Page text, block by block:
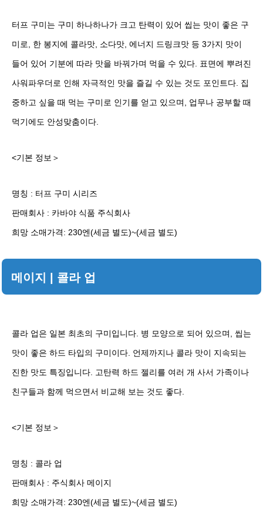
터프 구미는 구미 하나하나가 크고 탄력이 있어 씹는 맛이 좋은 구
미로, 한 봉지에 콜라맛, 소다맛, 에너지 드링크맛 등 3가지 맛이
들어 있어 기분에 따라 맛을 바꿔가며 먹을 수 있다. 표면에 뿌려진
사워파우더로 인해 자극적인 맛을 즐길 수 있는 것도 포인트다. 집
중하고 싶을 때 먹는 구미로 인기를 얻고 있으며, 업무나 공부할 때
먹기에도 안성맞춤이다.
<기본 정보＞
명칭 : 터프 구미 시리즈
판매회사 : 카바야 식품 주식회사
희망 소매가격: 230엔(세금 별도)~(세금 별도)
메이지 | 콜라 업
콜라 업은 일본 최초의 구미입니다. 병 모양으로 되어 있으며, 씹는
맛이 좋은 하드 타입의 구미이다. 언제까지나 콜라 맛이 지속되는
진한 맛도 특징입니다. 고탄력 하드 젤리를 여러 개 사서 가족이나
친구들과 함께 먹으면서 비교해 보는 것도 좋다.
<기본 정보＞
명칭 : 콜라 업
판매회사 : 주식회사 메이지
희망 소매가격: 230엔(세금 별도)~(세금 별도)